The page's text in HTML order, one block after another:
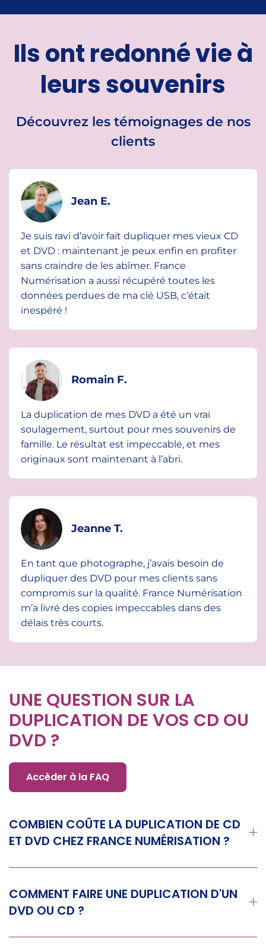
Ils ont redonné vie à
leurs souvenirs
Découvrez les témoignages de nos
clients
Jean E.
Je suis ravi d’avoir fait dupliquer mes vieux CD
et DVD : maintenant je peux enfin en profiter
sans craindre de les abîmer. France
Numérisation a aussi récupéré toutes les
données perdues de ma clé USB, c’était
inespéré !
Romain F.
La duplication de mes DVD a été un vrai
soulagement, surtout pour mes souvenirs de
famille. Le résultat est impeccable, et mes
originaux sont maintenant à l’abri.
Jeanne T.
En tant que photographe, j’avais besoin de
dupliquer des DVD pour mes clients sans
compromis sur la qualité. France Numérisation
m’a livré des copies impeccables dans des
délais très courts.
UNE QUESTION SUR LA
DUPLICATION DE VOS CD OU
DVD ?
Accèder à la FAQ
COMBIEN COÛTE LA DUPLICATION DE CD
ET DVD CHEZ FRANCE NUMÉRISATION ?
COMMENT FAIRE UNE DUPLICATION D'UN
DVD OU CD ?